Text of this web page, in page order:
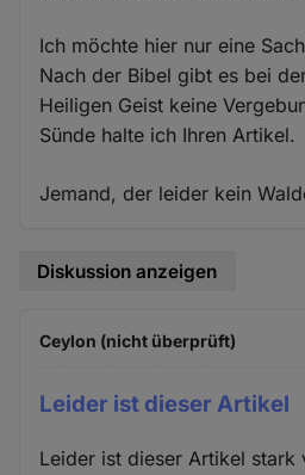
Ich möchte hier nur eine
Nach der Bibel gibt es bei
Heiligen Geist keine
Sünde halte ich Ihren Artikel.
Jemand, der leider kein
Diskussion anzeigen
Ceylon (nicht überprüft)
Leider ist dieser Artikel
Leider ist dieser Artikel stark